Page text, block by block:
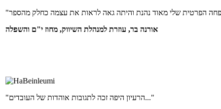
אורנה בר, עוזרת למנהלת השיווק, מחוז י"ם והשפלה
"הרעיון היפה זכה לתגובות אוהדות של העובדים..."